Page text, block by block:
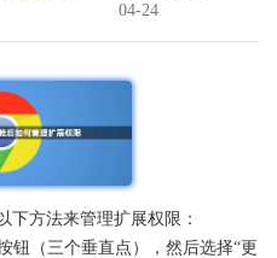
04-24
下方法来管理扩展权限：
钮（三个垂直点），然后选择“更